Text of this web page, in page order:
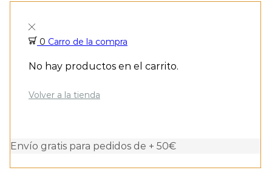
0 Carro de la compra
No hay productos en el carrito.
Volver a la tienda
Envío gratis para pedidos de + 50€